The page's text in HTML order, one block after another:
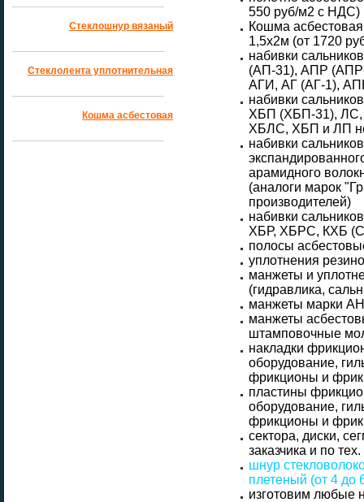
Стеклошнур вязаный
Стеклолента уплотнительная
Кошма асбестовая
550 руб/м2 с НДС)
Кошма
1,5x2м (от 1720
набивки
(АП-31), АПР
АГИ, АГ (АГ-1),
набивки
ХБП (ХБП-31),
ХБЛС, ХБП и ЛП
набивки
арамидного
(аналоги марок
производителей)
набивки
ХБР, ХБРС, КХБ
полосы
уплотнения
манжеты и
(гидравлика,
манжеты марки
манжеты
штамповочные
накладки
оборудование,
фрикционы и
пластины
оборудование,
фрикционы и
сектора, диски,
заказчика и по
шнур
плетеный (от 4 до
изготовим любые